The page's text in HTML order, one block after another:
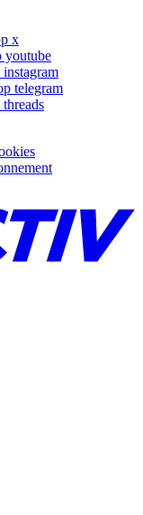
x
youtube
telegram